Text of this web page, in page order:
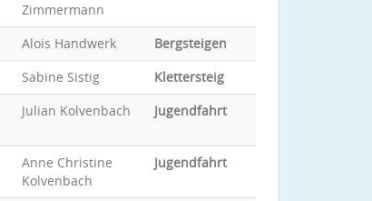
Zimmermann
Alois Handwerk
Bergsteigen
Sabine Sistig
Klettersteig
Julian Kolvenbach Jugendfahrt
Anne Christine
Kolvenbach
Jugendfahrt